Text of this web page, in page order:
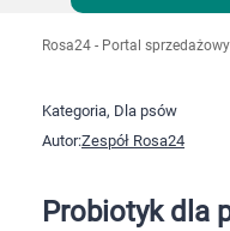
Chemia gospodarcza
Dla zwierząt
Rosa24 - Portal sprzedażowy
Kategoria, Dla psów
Autor:Zespół Rosa24
Probiotyk dla